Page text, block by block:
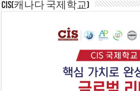
CIS(캐나다 국제학교)